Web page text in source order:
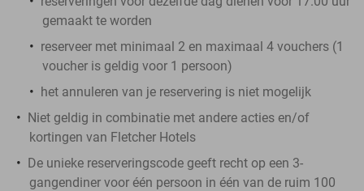
gemaakt te worden
reserveer met minimaal 2 en maximaal 4 vouchers (1
voucher is geldig voor 1 persoon)
het annuleren van je reservering is niet mogelijk
Niet geldig in combinatie met andere acties en/of
kortingen van Fletcher Hotels
De unieke reserveringscode geeft recht op een 3-
gangendiner voor één persoon in één van de ruim 100